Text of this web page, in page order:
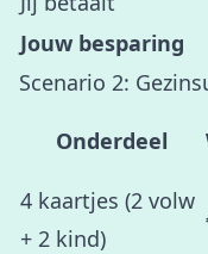
Jouw besparing
Scenario 2:
Onderdeel
4 kaartjes (2 volw
+ 2 kind)